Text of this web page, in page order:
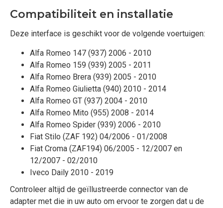
Compatibiliteit en installatie
Deze interface is geschikt voor de volgende voertuigen:
Alfa Romeo 147 (937) 2006 - 2010
Alfa Romeo 159 (939) 2005 - 2011
Alfa Romeo Brera (939) 2005 - 2010
Alfa Romeo Giulietta (940) 2010 - 2014
Alfa Romeo GT (937) 2004 - 2010
Alfa Romeo Mito (955) 2008 - 2014
Alfa Romeo Spider (939) 2006 - 2010
Fiat Stilo (ZAF 192) 04/2006 - 01/2008
Fiat Croma (ZAF194) 06/2005 - 12/2007 en
12/2007 - 02/2010
Iveco Daily 2010 - 2019
Controleer altijd de geïllustreerde connector van de
adapter met die in uw auto om ervoor te zorgen dat u de